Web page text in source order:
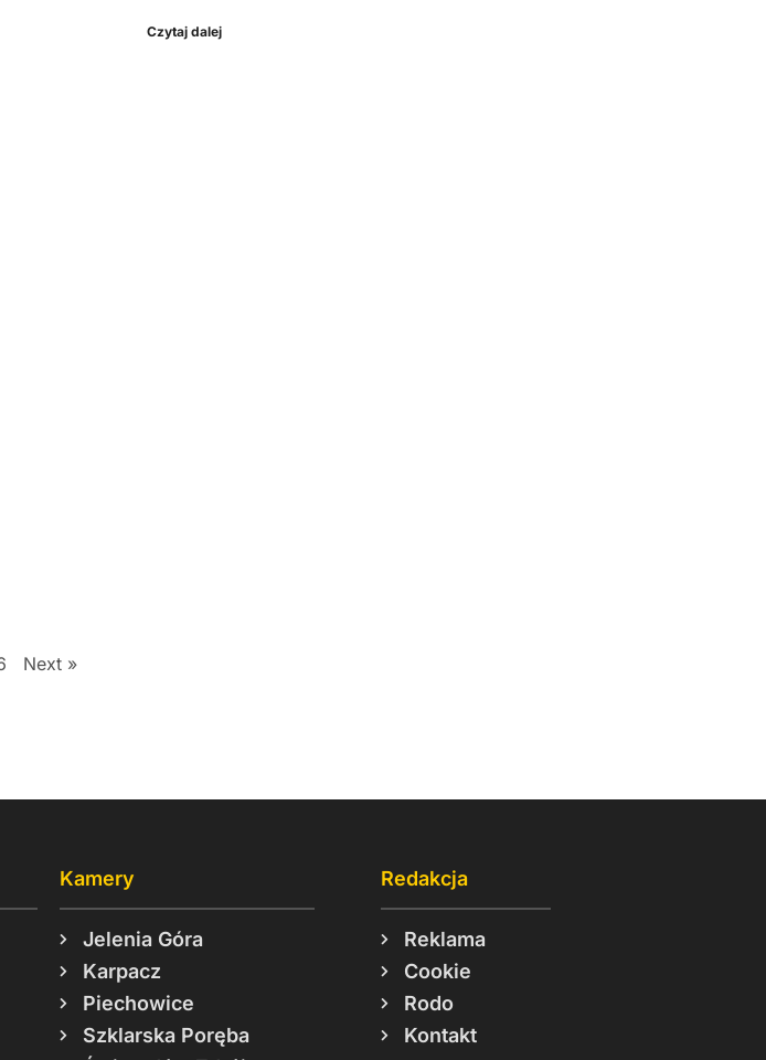
Czytaj dalej
Next »
Kamery
Jelenia Góra
Karpacz
Piechowice
Szklarska Poręba
Redakcja
Reklama
Cookie
Rodo
Kontakt